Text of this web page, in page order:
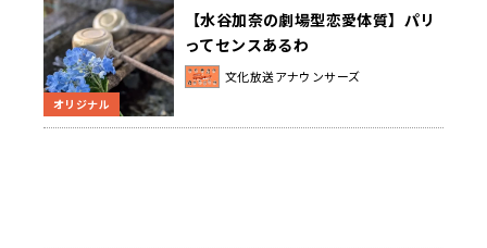
オリジナル
【水谷加奈の劇場型恋愛体質】パリ
ってセンスあるわ
文化放送アナウンサーズ